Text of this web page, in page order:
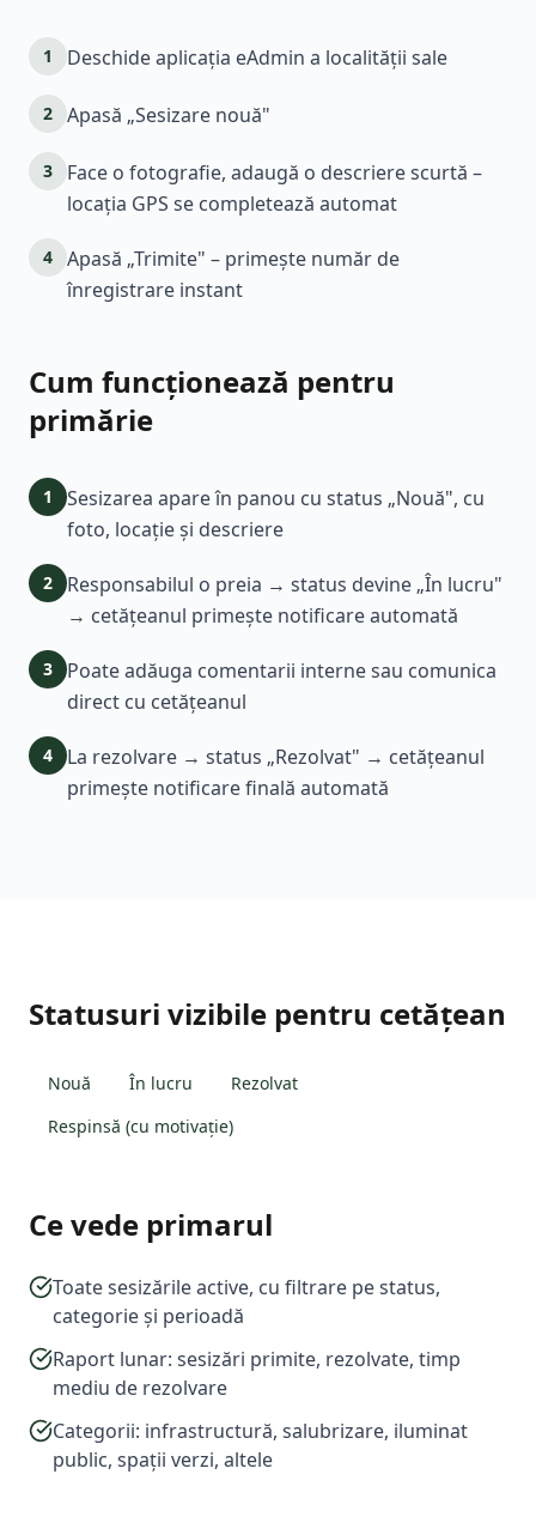
1 Deschide aplicația eAdmin a localității sale
2 Apasă „Sesizare nouă"
3
Face o fotografie, adaugă o descriere scurtă –
locația GPS se completează automat
4
Apasă „Trimite" – primește număr de
înregistrare instant
Cum funcționează pentru
primărie
1
Sesizarea apare în panou cu status „Nouă", cu
foto, locație și descriere
2
Responsabilul o preia → status devine „În lucru"
→ cetățeanul primește notificare automată
3
Poate adăuga comentarii interne sau comunica
direct cu cetățeanul
4
La rezolvare → status „Rezolvat" → cetățeanul
primește notificare finală automată
Statusuri vizibile pentru cetățean
Nouă În lucru
Rezolvat
Respinsă (cu motivație)
Ce vede primarul
Toate sesizările active, cu filtrare pe status,
categorie și perioadă
Raport lunar: sesizări primite, rezolvate, timp
mediu de rezolvare
Categorii: infrastructură, salubrizare, iluminat
public, spații verzi, altele